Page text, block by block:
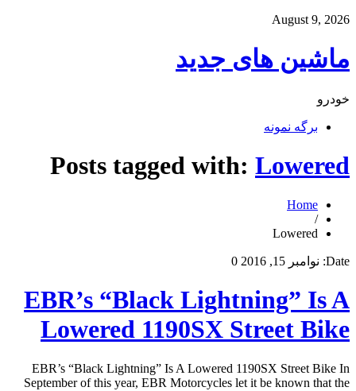
August 9, 2026
ماشین های جدید
خودرو
برگه نمونه
Posts tagged with: Lowered
Home
/
Lowered
Date: نوامبر 15, 2016 0
EBR’s “Black Lightning” Is A
Lowered 1190SX Street Bike
EBR’s “Black Lightning” Is A Lowered 1190SX Street Bike In
September of this year, EBR Motorcycles let it be known that the